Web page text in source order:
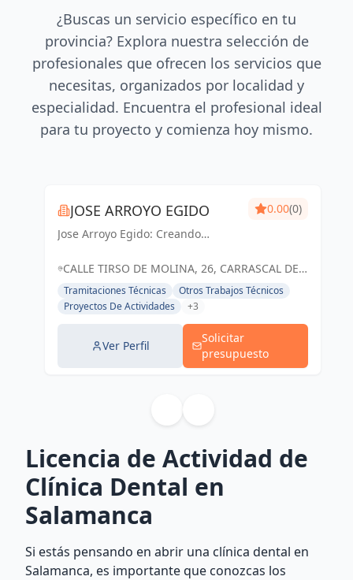
¿Buscas un servicio específico en tu
provincia? Explora nuestra selección de
profesionales que ofrecen los servicios que
necesitas, organizados por localidad y
especialidad. Encuentra el profesional ideal
para tu proyecto y comienza hoy mismo.
JOSE ARROYO EGIDO
Jose Arroyo Egido: Creando
funcionales que transforman
0.00(0)
CALLE TIRSO DE MOLINA, 26, CARRASCAL DE
BARREGAS, SALAMANCA, ESPAÑA, España
Tramitaciones Técnicas
Otros Trabajos Técnicos
Proyectos De Actividades
+3
Ver Perfil
Solicitar
presupuesto
Licencia de Actividad de
Clínica Dental en
Salamanca
Si estás pensando en abrir una clínica dental en
Salamanca, es importante que conozcas los